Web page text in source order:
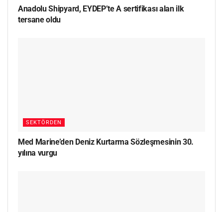
Anadolu Shipyard, EYDEP’te A sertifikası alan ilk
tersane oldu
SEKTÖRDEN
Med Marine’den Deniz Kurtarma Sözleşmesinin 30.
yılına vurgu